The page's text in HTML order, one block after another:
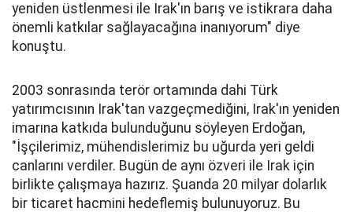
yeniden üstlenmesi ile Irak'ın barış ve istikrara daha
önemli katkılar sağlayacağına inanıyorum" diye
konuştu.
2003 sonrasında terör ortamında dahi Türk
yatırımcısının Irak'tan vazgeçmediğini, Irak'ın yeniden
imarına katkıda bulunduğunu söyleyen Erdoğan,
"İşçilerimiz, mühendislerimiz bu uğurda yeri geldi
canlarını verdiler. Bugün de aynı özveri ile Irak için
birlikte çalışmaya hazırız. Şuanda 20 milyar dolarlık
bir ticaret hacmini hedeflemiş bulunuyoruz. Bu